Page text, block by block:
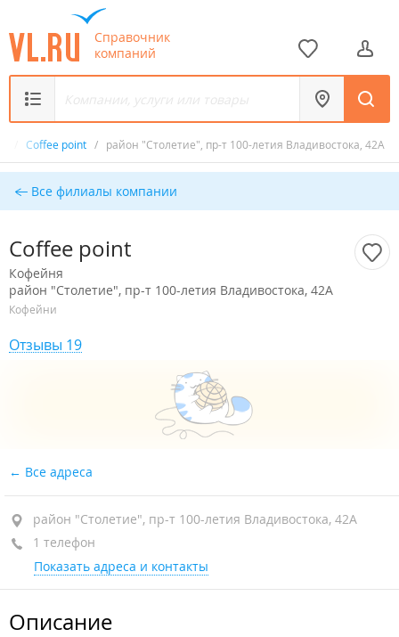
Справочник
компаний
Coffee point / район "Столетие", пр-т 100-летия Владивостока, 42А
Все филиалы компании
Coffee point
Кофейня
район "Столетие", пр-т 100-летия Владивостока, 42А
Кофейни
Отзывы 19
Все адреса
район "Столетие", пр-т 100-летия Владивостока, 42А
1 телефон
Показать адреса и контакты
Описание